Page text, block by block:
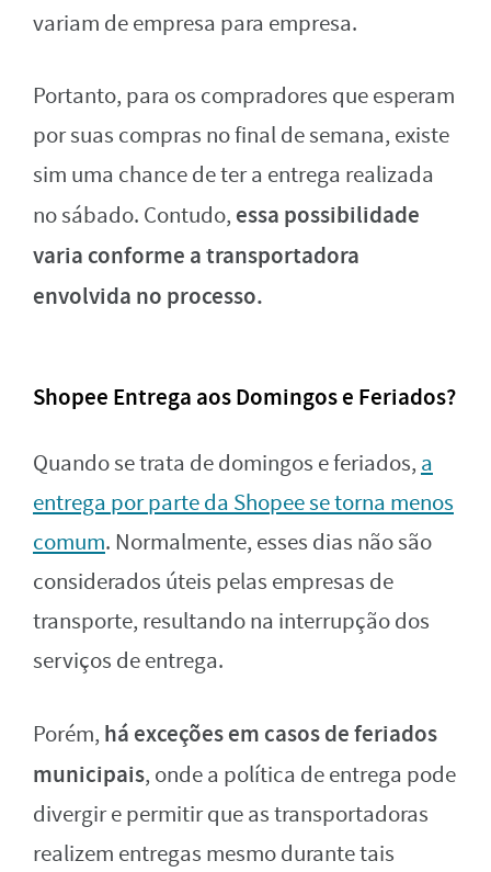
variam de empresa para empresa.
Portanto, para os compradores que esperam
por suas compras no final de semana, existe
sim uma chance de ter a entrega realizada
no sábado. Contudo, essa possibilidade
varia conforme a transportadora
envolvida no processo.
Shopee Entrega aos Domingos e Feriados?
Quando se trata de domingos e feriados, a
entrega por parte da Shopee se torna menos
comum. Normalmente, esses dias não são
considerados úteis pelas empresas de
transporte, resultando na interrupção dos
serviços de entrega.
Porém, há exceções em casos de feriados
municipais, onde a política de entrega pode
divergir e permitir que as transportadoras
realizem entregas mesmo durante tais